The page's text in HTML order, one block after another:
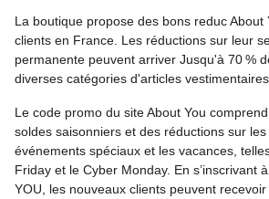
La boutique propose des bons reduc About
clients en France. Les réductions sur leur
permanente peuvent arriver Jusqu'à 70 %
diverses catégories d'articles vestimentaires.
Le code promo du site About You
soldes saisonniers et des réductions sur
événements spéciaux et les vacances,
Friday et le Cyber Monday. En s’inscrivant
YOU, les nouveaux clients peuvent